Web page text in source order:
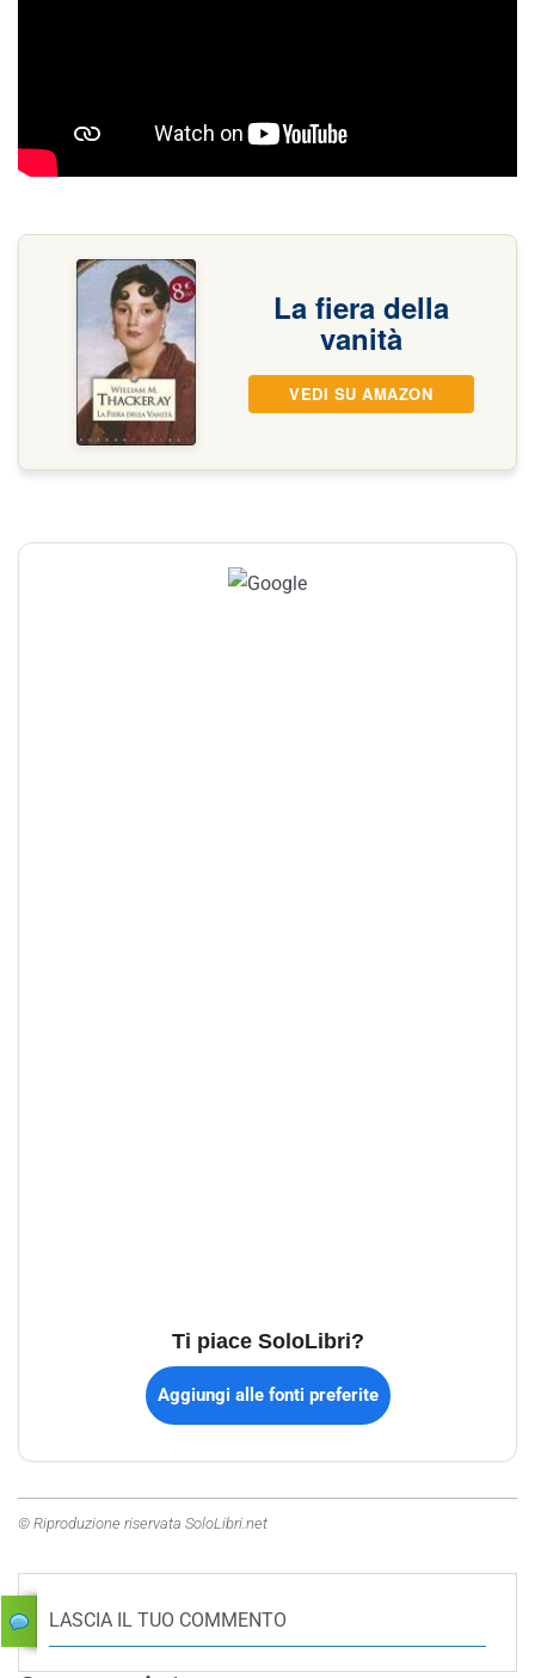
La fiera della
vanità
VEDI SU AMAZON
Ti piace SoloLibri?
Aggiungi alle fonti preferite
© Riproduzione riservata SoloLibri.net
LASCIA IL TUO COMMENTO